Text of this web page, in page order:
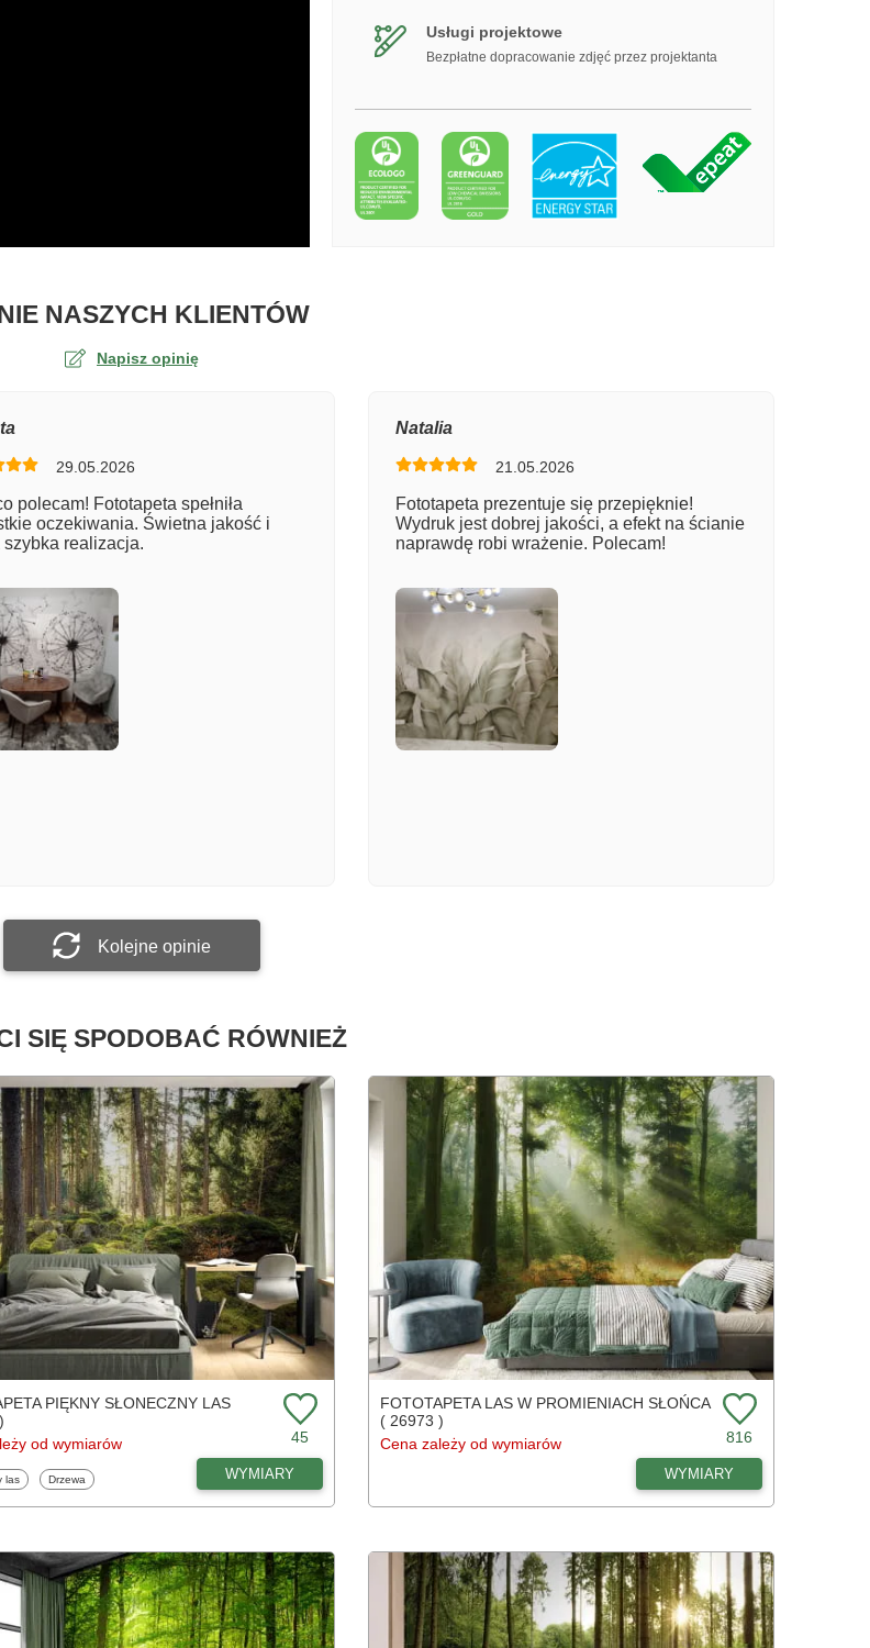
Usługi projektowe
Bezpłatne dopracowanie zdjęć przez projektanta
NASZYCH KLIENTÓWO TAPECIE ALEJA PARKOWA
Napisz opinię
Załącz zdjęcie
29.05.2026
polecam! Fototapeta spełniła
oczekiwania. Świetna jakość i
szybka realizacja.
Natalia
21.05.2026
Fototapeta prezentuje się przepięknie!
Wydruk jest dobrej jakości, a efekt na ścianie
naprawdę robi wrażenie. Polecam!
Kolejne opinie
SIĘ SPODOBAĆ RÓWNIEŻ
PIĘKNY SŁONECZNY LAS
od wymiarów
45
las Fototapety
Drzewa WYMIARY
FOTOTAPETA LAS W PROMIENIACH SŁOŃCA
( 26973 )
Cena zależy od wymiarów
816
WYMIARY